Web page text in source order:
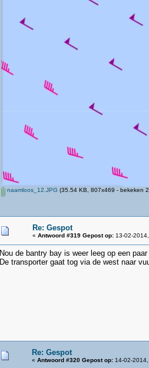
naamloos_12.JPG (35.54 KB, 807x469 - bekeken
Re: Gespot
« Antwoord #319 Gepost op: 13-02-
Nou de bantry bay is weer leeg op een
De transporter gaat tog via de west naar
Re: Gespot
« Antwoord #320 Gepost op: 14-02-